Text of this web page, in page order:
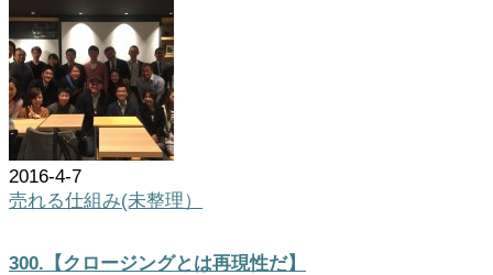
2016-4-7
売れる仕組み(未整理）
300.【クロージングとは再現性だ】